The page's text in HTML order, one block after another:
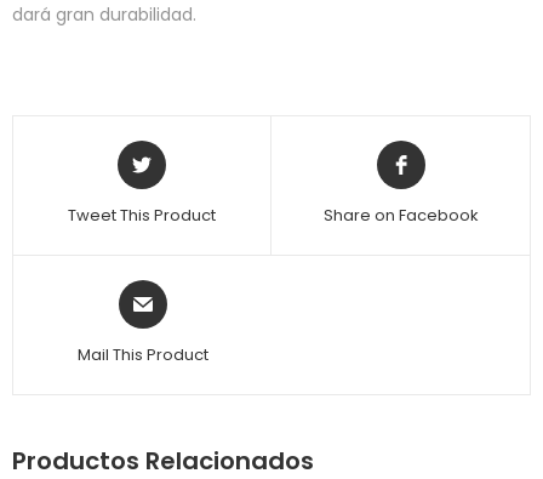
dará gran durabilidad.
Tweet This Product Share on Facebook
Mail This Product
Productos Relacionados